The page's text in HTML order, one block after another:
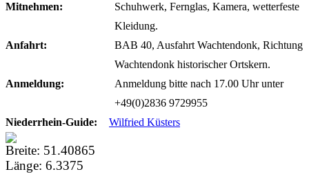
Mitnehmen:
Schuhwerk, Fernglas, Kamera, wetterfeste
Kleidung.
Anfahrt:
BAB 40, Ausfahrt Wachtendonk, Richtung
Wachtendonk historischer Ortskern.
Anmeldung:
Anmeldung bitte nach 17.00 Uhr unter
+49(0)2836 9729955
Niederrhein-Guide:
Wilfried Küsters
Breite: 51.40865
Länge: 6.3375